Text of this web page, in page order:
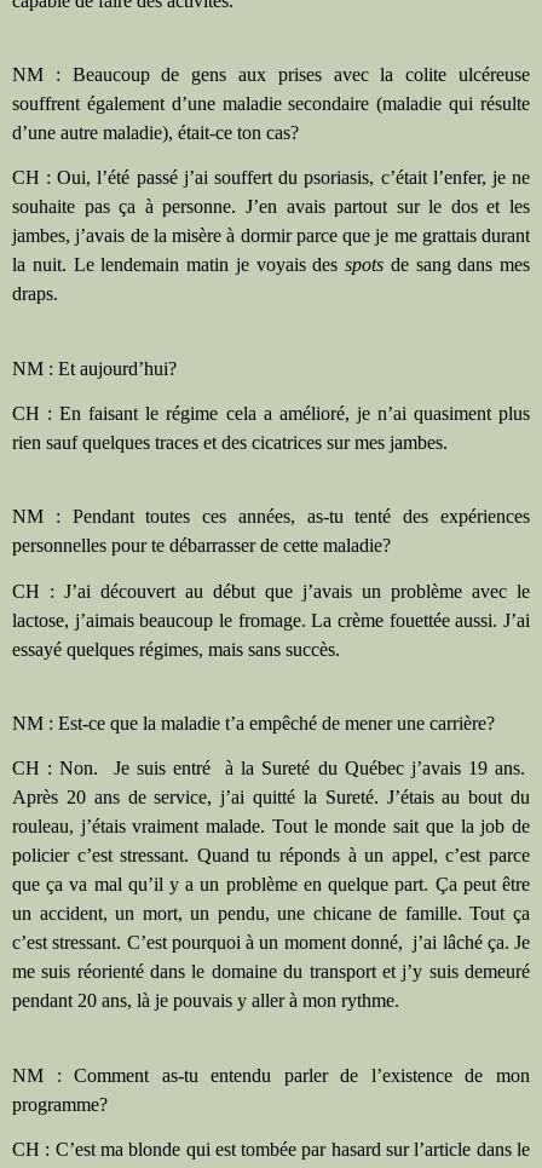
NM : Beaucoup de gens aux prises avec la colite ulcéreuse
souffrent également d’une maladie secondaire (maladie qui résulte
d’une autre maladie), était-ce ton cas?
CH : Oui, l’été passé j’ai souffert du psoriasis, c’était l’enfer, je ne
souhaite pas ça à personne. J’en avais partout sur le dos et les
jambes, j’avais de la misère à dormir parce que je me grattais durant
la nuit. Le lendemain matin je voyais des spots de sang dans mes
draps.
NM : Et aujourd’hui?
CH : En faisant le régime cela a amélioré, je n’ai quasiment plus
rien sauf quelques traces et des cicatrices sur mes jambes.
NM : Pendant toutes ces années, as-tu tenté des expériences
personnelles pour te débarrasser de cette maladie?
CH : J’ai découvert au début que j’avais un problème avec le
lactose, j’aimais beaucoup le fromage. La crème fouettée aussi. J’ai
essayé quelques régimes, mais sans succès.
NM : Est-ce que la maladie t’a empêché de mener une carrière?
CH : Non. Je suis entré
à la Sureté du Québec j’avais 19 ans.
Après 20 ans de service, j’ai quitté la Sureté. J’étais au bout du
rouleau, j’étais vraiment malade. Tout le monde sait que la job de
policier c’est stressant. Quand tu réponds à un appel, c’est parce
que ça va mal qu’il y a un problème en quelque part. Ça peut être
un accident, un mort, un pendu, une chicane de famille. Tout ça
c’est stressant. C’est pourquoi à un moment donné, j’ai lâché ça. Je
me suis réorienté dans le domaine du transport et j’y suis demeuré
pendant 20 ans, là je pouvais y aller à mon rythme.
NM : Comment as-tu entendu parler de l’existence de mon
programme?
CH : C’est ma blonde qui est tombée par hasard sur l’article dans le